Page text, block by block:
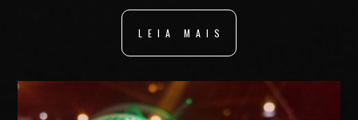
LEIA MAIS